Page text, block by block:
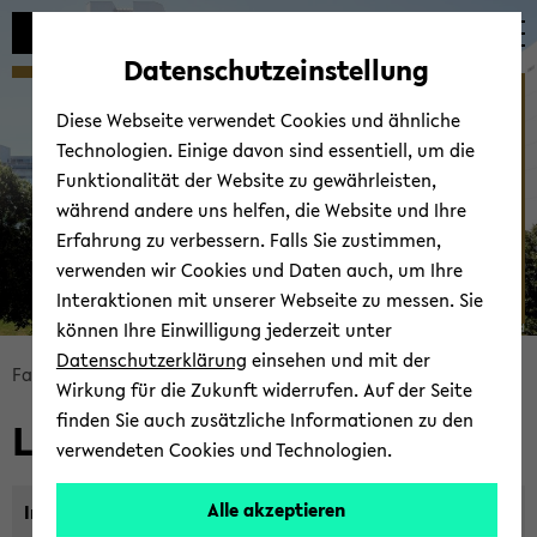
Automatische
vermeiden
zum
wechseln
zum
wechseln
zum
wechseln
Bread­
crumb
über­
sprin­
und
Fa­kul­tät für Ma­the­ma­tik Fa­kul­tät Gleich­stel­lung
© Uni­ver­si­tät Bie­le­feld
Links
In­for­ma­tio­nen zu gleich­stel­lungs­be­zo­ge­nen Maß­nah­
Datenschutzeinstellung
Diese Webseite verwendet Cookies und ähnliche
Technologien. Einige davon sind essentiell, um die
Funktionalität der Website zu gewährleisten,
während andere uns helfen, die Website und Ihre
Erfahrung zu verbessern. Falls Sie zustimmen,
verwenden wir Cookies und Daten auch, um Ihre
Interaktionen mit unserer Webseite zu messen. Sie
können Ihre Einwilligung jederzeit unter
Datenschutzerklärung einsehen und mit der
Wirkung für die Zukunft widerrufen. Auf der Seite
finden Sie auch zusätzliche Informationen zu den
verwendeten Cookies und Technologien.
Alle akzeptieren